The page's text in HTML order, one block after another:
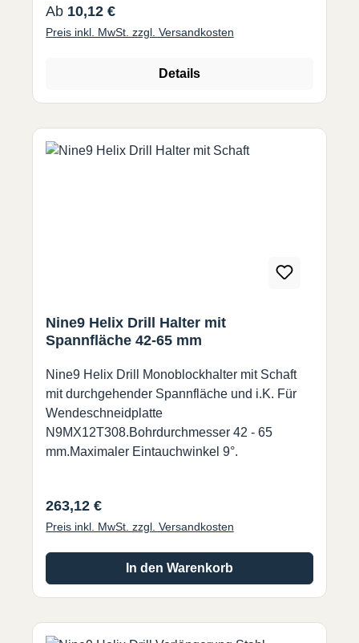
Regulärer Preis:
Ab 10,12 €
Preis inkl. MwSt. zzgl. Versandkosten
Details
Nine9 Helix Drill Halter mit
Spannfläche 42-65 mm
Nine9 Helix Drill Monoblockhalter mit Schaft
mit durchgehender Spannfläche und i.K. Für
Wendeschneidplatte
N9MX12T308.Bohrdurchmesser 42 - 65
mm.Maximaler Eintauchwinkel 9°.
Regulärer Preis:
263,12 €
Preis inkl. MwSt. zzgl. Versandkosten
In den Warenkorb